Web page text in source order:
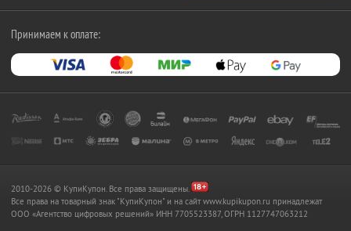
Принимаем к оплате:
2010-2026 © КупиКупон. Все права защищены.
Все права на товарный знак "КупиКупон" и на сайт www.kupikupon.ru принадлежат
OOO «Агентство цифровых решений» ИНН 7705523387, ОГРН 1127747063212